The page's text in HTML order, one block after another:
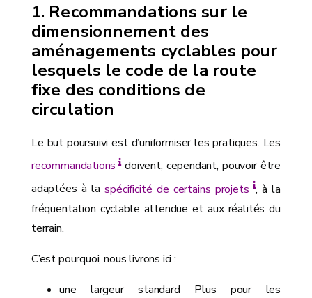
Recommandations sur le
dimensionnement des
aménagements cyclables pour
lesquels le code de la route
fixe des conditions de
circulation
Le but poursuivi est d’uniformiser les pratiques. Les
recommandations doivent, cependant, pouvoir être
adaptées à laspécificité de certains projets , à la
fréquentation cyclable attendue et aux réalités du
terrain.
C’est pourquoi, nous livrons ici :
une largeur standard Plus pour les